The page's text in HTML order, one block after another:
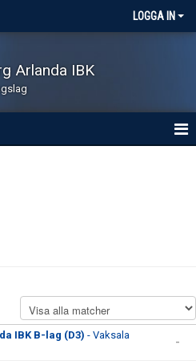
LOGGA IN
Arlanda IBK
IBK B-lag (D3) - Vaksala
-